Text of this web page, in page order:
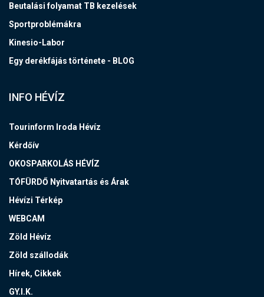
Beutalási folyamat TB kezelések
Sportproblémákra
Kinesio-Labor
Egy derékfájás története - BLOG
INFO HÉVÍZ
Tourinform Iroda Hévíz
Kérdőív
OKOSPARKOLÁS HÉVÍZ
TÓFÜRDŐ Nyitvatartás és Árak
Hévízi Térkép
WEBCAM
Zöld Hévíz
Zöld szállodák
Hírek, Cikkek
GY.I.K.